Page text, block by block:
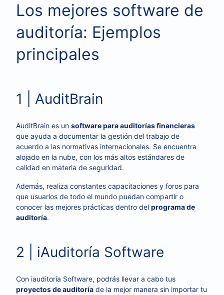
Los mejores software de
auditoría: Ejemplos
principales
1 | AuditBrain
AuditBrain es un software para auditorías financieras
que ayuda a documentar la gestión del trabajo de
acuerdo a las normativas internacionales. Se encuentra
alojado en la nube, con los más altos estándares de
calidad en materia de seguridad.
Además, realiza constantes capacitaciones y foros para
que usuarios de todo el mundo puedan compartir o
conocer las mejores prácticas dentro del programa de
auditoría.
2 | iAuditoría Software
Con iauditoría Software, podrás llevar a cabo tus
proyectos de auditoría de la mejor manera sin importar tu